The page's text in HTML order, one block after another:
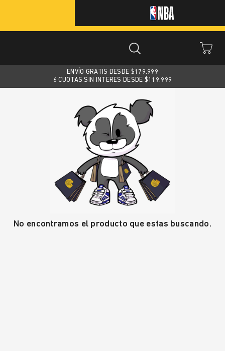
ENVÍO GRATIS DESDE $179.999
6 CUOTAS SIN INTERES DESDE $119.999
No encontramos el producto que estas buscando.